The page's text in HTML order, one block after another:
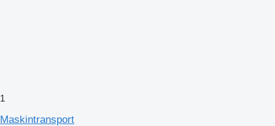
1
Maskintransport